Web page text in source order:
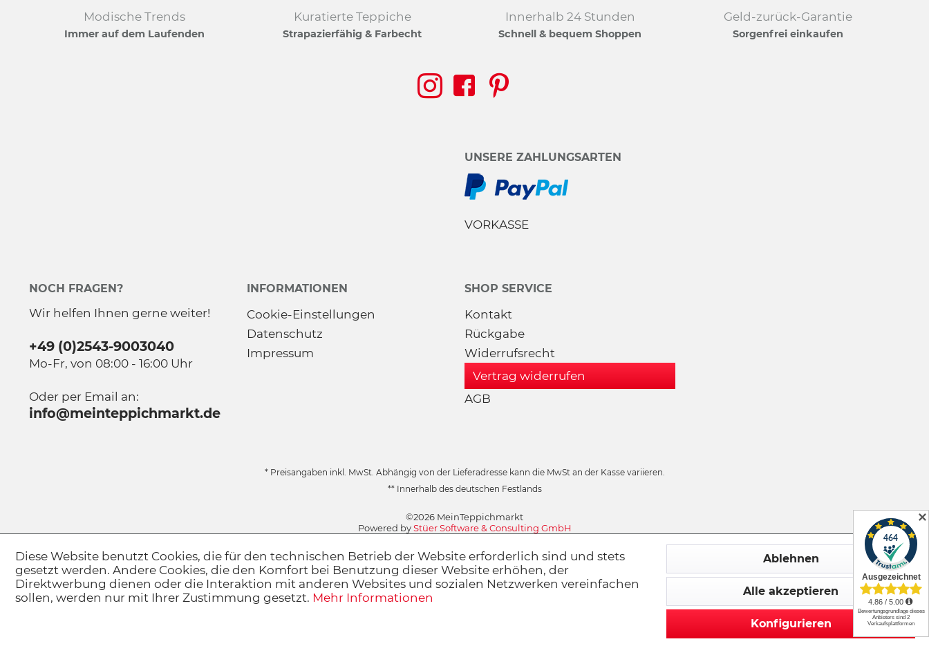
✕
Modische Trends
Immer auf dem Laufenden
Kuratierte Teppiche
Strapazierfähig & Farbecht
Innerhalb 24 Stunden
Schnell & bequem Shoppen
Geld-zurück-Garantie
Sorgenfrei einkaufen
UNSERE ZAHLUNGSARTEN
VORKASSE
NOCH FRAGEN?
Wir helfen Ihnen gerne weiter!
+49 (0)2543-9003040
Mo-Fr, von 08:00 - 16:00 Uhr
Oder per Email an:
info@meinteppichmarkt.de
INFORMATIONEN
Cookie-Einstellungen
Datenschutz
Impressum
SHOP SERVICE
Kontakt
Rückgabe
Widerrufsrecht
Vertrag widerrufen
AGB
* Preisangaben inkl. MwSt. Abhängig von der Lieferadresse kann die MwSt an der Kasse variieren.
** Innerhalb des deutschen Festlands
©2026 MeinTeppichmarkt
Powered byStüer Software & Consulting GmbH
Diese Website benutzt Cookies, die für den technischen Betrieb der Website erforderlich sind und stets
gesetzt werden. Andere Cookies, die den Komfort bei Benutzung dieser Website erhöhen, der
Direktwerbung dienen oder die Interaktion mit anderen Websites und sozialen Netzwerken vereinfachen
sollen, werden nur mit Ihrer Zustimmung gesetzt. Mehr Informationen
Ablehnen
Alle akzeptieren
Konfigurieren